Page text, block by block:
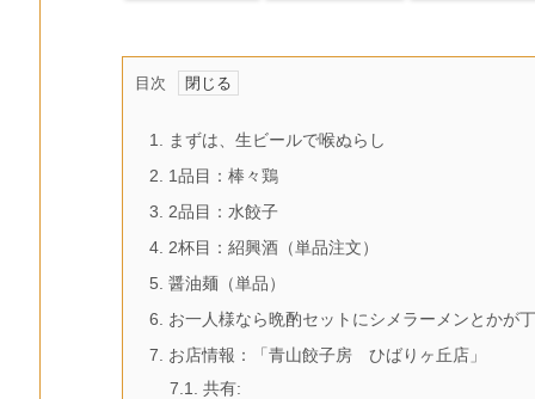
目次
1.
まずは、生ビールで喉ぬらし
2.
1品目：棒々鶏
3.
2品目：水餃子
4. 2杯目：紹興酒（単品注文）
5. 醤油麺（単品）
6.
お一人様なら晩酌セットにシメラーメンとかが
7.
お店情報：「青山餃子房 ひばりヶ丘店」
7.1.
共有: